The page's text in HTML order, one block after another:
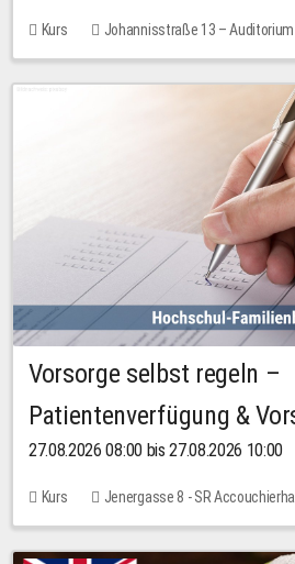
Kurs
Johannisstraße 13 –
11 Plätze
Vorsorge selbst regeln –
Patientenverfügung &
27.08.2026 08:00 bis 27.08.2026 10:00
Kurs
Jenergasse 8 - SR
Keine freien Plätze